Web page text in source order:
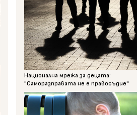
Национална мрежа за децата:
"Саморазправата не е правосъдие"